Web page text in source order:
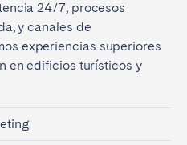
24/7, procesos
y canales de
experiencias superiores
en edificios turísticos y